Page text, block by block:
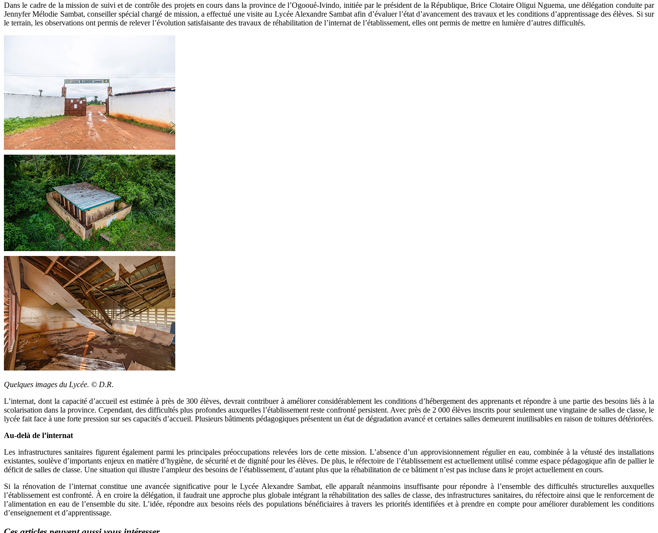
Dans le cadre de la mission de suivi et de contrôle des projets en cours dans la province de l’Ogooué-Ivindo, initiée par le président de la République, Brice Clotaire Oligui Nguema, une délégation conduite par
Jennyfer Mélodie Sambat, conseiller spécial chargé de mission, a effectué une visite au Lycée Alexandre Sambat afin d’évaluer l’état d’avancement des travaux et les conditions d’apprentissage des élèves. Si sur
le terrain, les observations ont permis de relever l’évolution satisfaisante des travaux de réhabilitation de l’internat de l’établissement, elles ont permis de mettre en lumière d’autres difficultés.
Quelques images du Lycée. © D.R.
L’internat, dont la capacité d’accueil est estimée à près de 300 élèves, devrait contribuer à améliorer considérablement les conditions d’hébergement des apprenants et répondre à une partie des besoins liés à la
scolarisation dans la province. Cependant, des difficultés plus profondes auxquelles l’établissement reste confronté persistent. Avec près de 2 000 élèves inscrits pour seulement une vingtaine de salles de classe, le
lycée fait face à une forte pression sur ses capacités d’accueil. Plusieurs bâtiments pédagogiques présentent un état de dégradation avancé et certaines salles demeurent inutilisables en raison de toitures détériorées.
Au-delà de l’internat
Les infrastructures sanitaires figurent également parmi les principales préoccupations relevées lors de cette mission. L’absence d’un approvisionnement régulier en eau, combinée à la vétusté des installations
existantes, soulève d’importants enjeux en matière d’hygiène, de sécurité et de dignité pour les élèves. De plus, le réfectoire de l’établissement est actuellement utilisé comme espace pédagogique afin de pallier le
déficit de salles de classe. Une situation qui illustre l’ampleur des besoins de l’établissement, d’autant plus que la réhabilitation de ce bâtiment n’est pas incluse dans le projet actuellement en cours.
Si la rénovation de l’internat constitue une avancée significative pour le Lycée Alexandre Sambat, elle apparaît néanmoins insuffisante pour répondre à l’ensemble des difficultés structurelles auxquelles
l’établissement est confronté. À en croire la délégation, il faudrait une approche plus globale intégrant la réhabilitation des salles de classe, des infrastructures sanitaires, du réfectoire ainsi que le renforcement de
l’alimentation en eau de l’ensemble du site. L’idée, répondre aux besoins réels des populations bénéficiaires à travers les priorités identifiées et à prendre en compte pour améliorer durablement les conditions
d’enseignement et d’apprentissage.